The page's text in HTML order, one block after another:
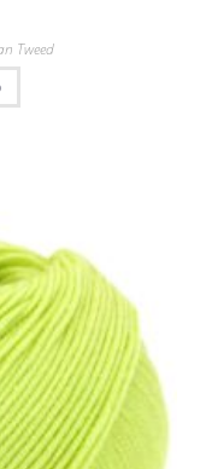
Tweed